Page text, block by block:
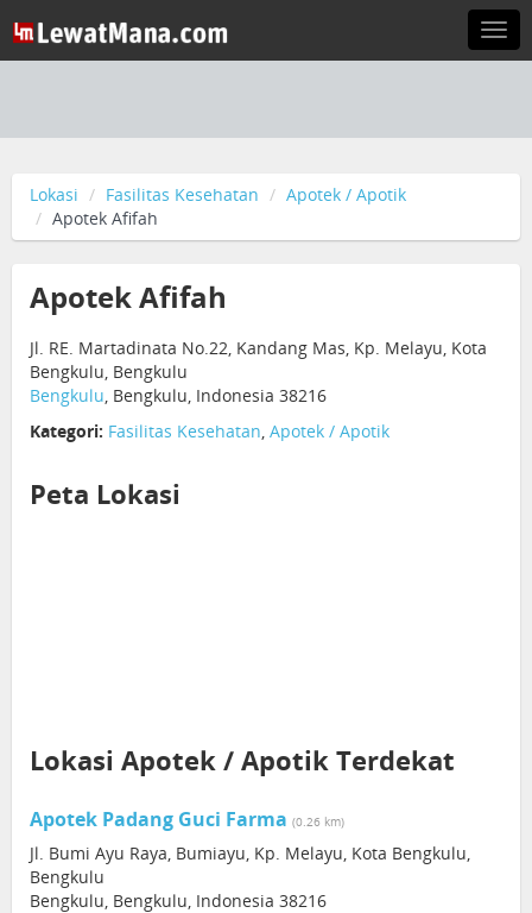
Lokasi Fasilitas Kesehatan
Apotek / Apotik
Apotek Afifah
Apotek Afifah
Jl. RE. Martadinata No.22, Kandang Mas, Kp. Melayu, Kota
Bengkulu, Bengkulu
Bengkulu, Bengkulu, Indonesia 38216
Kategori: Fasilitas Kesehatan, Apotek / Apotik
Peta Lokasi
Lokasi Apotek / Apotik Terdekat
Apotek Padang Guci Farma (0.26 km)
Jl. Bumi Ayu Raya, Bumiayu, Kp. Melayu, Kota Bengkulu,
Bengkulu
Bengkulu, Bengkulu, Indonesia 38216